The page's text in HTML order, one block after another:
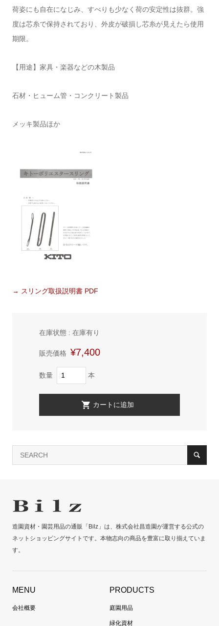
荷姿にも自在になじみ、すべりも少なく荷の安定性は抜群。強
度は芯糸で保持されており、外皮が破損し芯糸が見えたら使用
期限。
【用途】家具・楽器などの木製品
石材・ヒューム管・コンクリート製品
メッキ製品ほか
→ スリング取扱説明書 PDF
在庫状態 : 在庫有り
販売価格 ¥7,400
数量 本
造園資材・園芸用品の通販「Bilz」は、株式会社昌造園が運営する公式の
ネットショッピングサイトです。本物志向の商品を豊富に取り揃えていま
す。
MENU
会社概要
PRODUCTS
庭園用品
緑化資材